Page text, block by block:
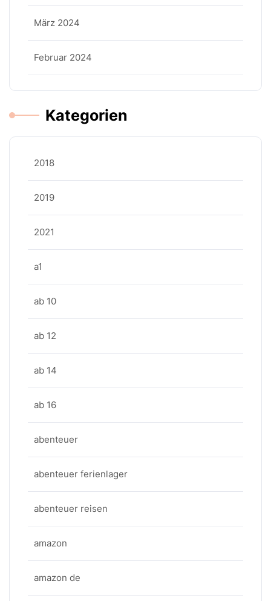
März 2024
Februar 2024
Kategorien
2018
2019
2021
a1
ab 10
ab 12
ab 14
ab 16
abenteuer
abenteuer ferienlager
abenteuer reisen
amazon
amazon de